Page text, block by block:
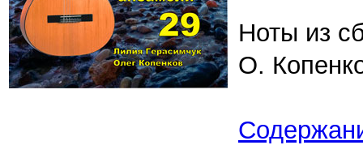
Ноты из
О.